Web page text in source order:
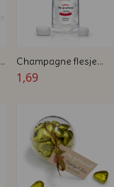
Champagne flesje
voor huwelijken -
1,69